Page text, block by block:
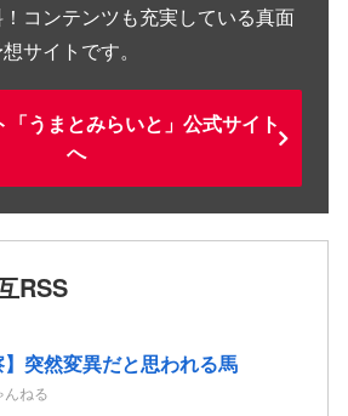
コンテンツも充実している真面
サイトです。
うまとみらいと」公式サイト
へ
RSS
】突然変異だと思われる馬
んねる